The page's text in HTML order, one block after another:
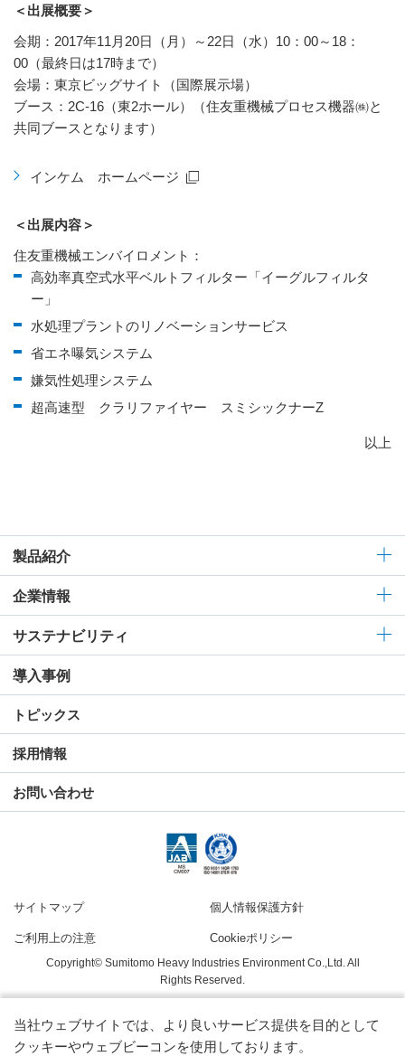
＜出展概要＞
会期：2017年11月20日（月）～22日（水）10：00～18：
00（最終日は17時まで）
会場：東京ビッグサイト（国際展示場）
ブース：2C-16（東2ホール）（住友重機械プロセス機器㈱と
共同ブースとなります）
インケム ホームページ
＜出展内容＞
住友重機械エンバイロメント：
高効率真空式水平ベルトフィルター「イーグルフィルタ
ー」
水処理プラントのリノベーションサービス
省エネ曝気システム
嫌気性処理システム
超高速型 クラリファイヤー スミシックナーZ
以上
製品紹介
企業情報
サステナビリティ
導入事例
トピックス
採用情報
お問い合わせ
サイトマップ 個人情報保護方針
ご利用上の注意 Cookieポリシー
Copyright© Sumitomo Heavy Industries Environment Co.,Ltd. All
Rights Reserved.
当社ウェブサイトでは、より良いサービス提供を目的として
クッキーやウェブビーコンを使用しております。